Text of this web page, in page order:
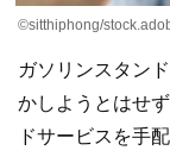
©sitthiphong/
ガソリンスタン
かしようとはせ
ドサービスを手